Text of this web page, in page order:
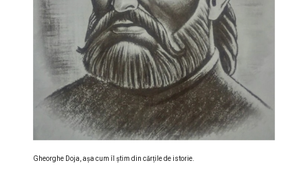
Gheorghe Doja, așa cum îl știm din cărțile de istorie.